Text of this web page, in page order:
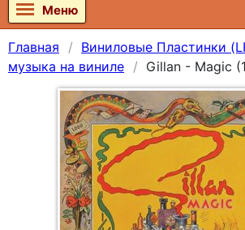
Меню
Главная Виниловые Пластинки
музыка на виниле
Gillan - Magic